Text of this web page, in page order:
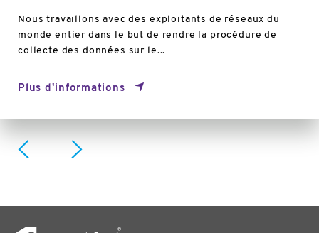
Nous travaillons avec des exploitants de réseaux du
monde entier dans le but de rendre la procédure de
collecte des données sur le...
Plus d'informations